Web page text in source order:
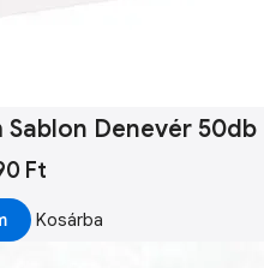
Denevér 50db
Ft
Kosárba